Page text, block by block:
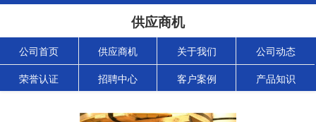
供应商机
公司首页 供应商机 关于我们 公司动态
荣誉认证 招聘中心 客户案例 产品知识